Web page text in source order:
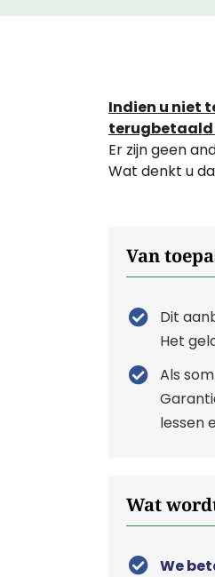
Indien u niet
terugbetaald
Er zijn geen
Wat denkt u
Van
Dit
Het
Als
lessen
Wat
We